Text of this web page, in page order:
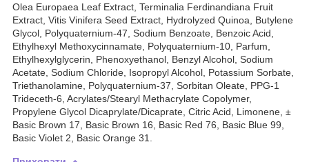
Olea Europaea Leaf Extract, Terminalia Ferdinandiana Fruit
Extract, Vitis Vinifera Seed Extract, Hydrolyzed Quinoa, Butylene
Glycol, Polyquaternium-47, Sodium Benzoate, Benzoic Acid,
Ethylhexyl Methoxycinnamate, Polyquaternium-10, Parfum,
Ethylhexylglycerin, Phenoxyethanol, Benzyl Alcohol, Sodium
Acetate, Sodium Chloride, Isopropyl Alcohol, Potassium Sorbate,
Triethanolamine, Polyquaternium-37, Sorbitan Oleate, PPG-1
Trideceth-6, Acrylates/Stearyl Methacrylate Copolymer,
Propylene Glycol Dicaprylate/Dicaprate, Citric Acid, Limonene, ±
Basic Brown 17, Basic Brown 16, Basic Red 76, Basic Blue 99,
Basic Violet 2, Basic Orange 31.